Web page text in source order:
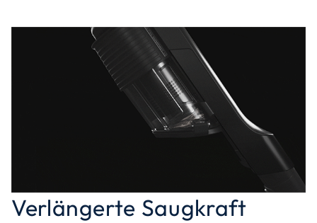
Verlängerte Saugkraft